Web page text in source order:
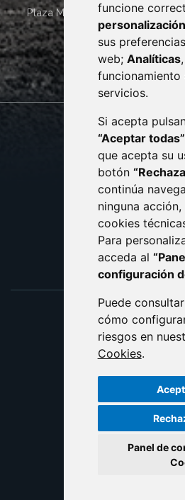
funcione
sus
web; Analíticas
funcionamiento
servicios.
Si acepta
“Aceptar todas”
que acepta su
botón
continúa
ninguna
cookies
Para
acceda al
configuración
Puede
cómo
riesgos en
Cookies.
Panel de
Plaza Mayor 4 22400 MONZÓN
· (34) 974 400
CONTACTO
AVISO
PROTECCIÓN
POLÍTICA DE